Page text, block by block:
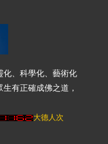
化、科學化、藝術化
有正確成佛之道，
大德人次